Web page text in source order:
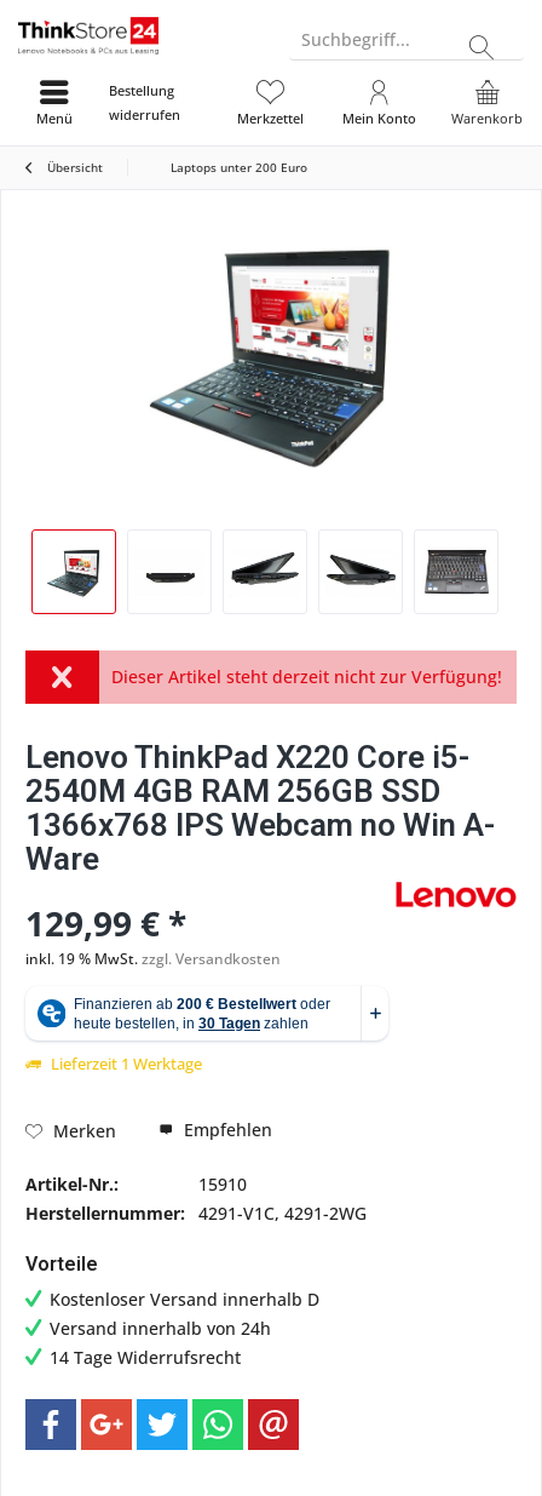
Suchbegriff...
Bestellung
widerrufen
Warenkorb
Merkzettel Mein Konto
Menü
Übersicht Laptops unter 200 Euro
Dieser Artikel steht derzeit nicht zur Verfügung!
Lenovo ThinkPad X220 Core i5-
2540M 4GB RAM 256GB SSD
1366x768 IPS Webcam no Win A-
Ware
129,99 € *
inkl. 19 % MwSt.zzgl. Versandkosten
Lieferzeit 1 Werktage
Merken Empfehlen
Artikel-Nr.:
15910
Herstellernummer: 4291-V1C, 4291-2WG
Vorteile
Kostenloser Versand innerhalb D
Versand innerhalb von 24h
14 Tage Widerrufsrecht